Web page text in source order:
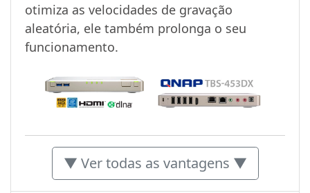
otimiza as velocidades de gravação
aleatória, ele também prolonga o seu
funcionamento.
▼ Ver todas as vantagens ▼